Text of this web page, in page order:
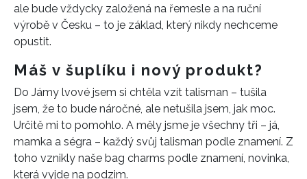
NEWSLETTER
ale bude vždycky založená na řemesle a na ruční
výrobě v Česku – to je základ, který nikdy nechceme
opustit.
Máš v šuplíku i nový produkt?
Do Jámy lvové jsem si chtěla vzít talisman – tušila
jsem, že to bude náročné, ale netušila jsem, jak moc.
Určitě mi to pomohlo. A měly jsme je všechny tři – já,
mamka a ségra – každý svůj talisman podle znamení. Z
toho vznikly naše bag charms podle znamení, novinka,
která vyjde na podzim.